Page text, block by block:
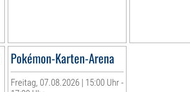
Pokémon-Karten-Arena
Freitag, 07.08.2026 | 15:00 Uhr -